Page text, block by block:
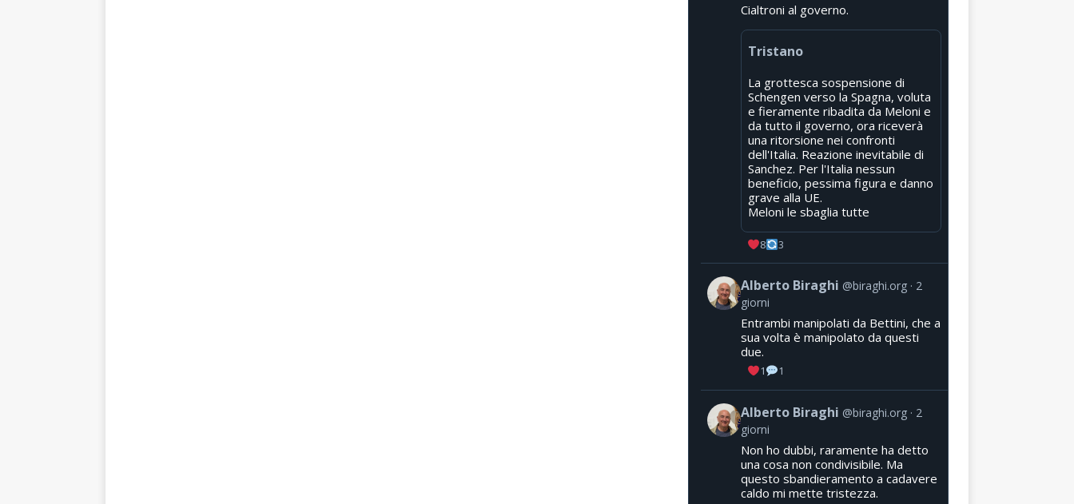
Cialtroni al governo.
Tristano
La grottesca sospensione di
Schengen verso la Spagna, voluta
e fieramente ribadita da Meloni e
da tutto il governo, ora riceverà
una ritorsione nei confronti
dell'Italia. Reazione inevitabile di
Sanchez. Per l'Italia nessun
beneficio, pessima figura e danno
grave alla UE.
Meloni le sbaglia tutte
8 3
Alberto Biraghi @biraghi.org
2
giorni
Entrambi manipolati da Bettini, che a
sua volta è manipolato da questi
due.
1 1
Alberto Biraghi @biraghi.org
2
giorni
Non ho dubbi, raramente ha detto
una cosa non condivisibile. Ma
questo sbandieramento a cadavere
caldo mi mette tristezza.